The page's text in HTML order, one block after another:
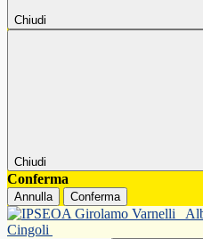
Chiudi
Chiudi
Conferma
Annulla Conferma
Cingoli